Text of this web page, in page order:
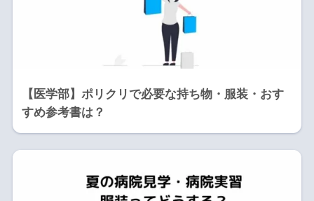
【医学部】ポリクリで必要な持ち物・服装・おす
すめ参考書は？